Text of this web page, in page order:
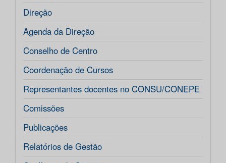
Direção
Agenda da Direção
Conselho de Centro
Coordenação de Cursos
Representantes docentes no CONSU/CONEPE
Comissões
Publicações
Relatórios de Gestão